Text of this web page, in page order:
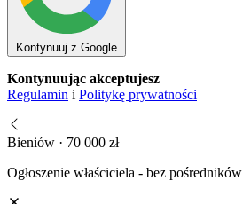
Kontynuuj z Google
Kontynuując akceptujesz
Regulamin i Politykę prywatności
Bieniów · 70 000 zł
Ogłoszenie właściciela - bez pośredników